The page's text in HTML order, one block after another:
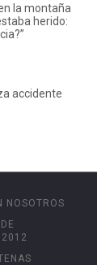
la montaña
herido:
accidente
NOSOTROS
2012